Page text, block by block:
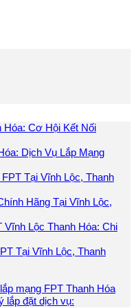
Hóa: Cơ Hội Kết Nối
Dịch Vụ Lắp Mạng
Tại Vĩnh Lộc, Thanh
Hãng Tại Vĩnh Lộc,
Lộc Thanh Hóa: Chi
Tại Vĩnh Lộc, Thanh
mạng FPT Thanh Hóa
lắp đặt dịch vụ: